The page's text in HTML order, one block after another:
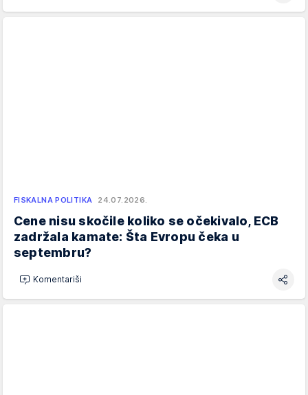
FISKALNA POLITIKA 24.07.2026.
Cene nisu skočile koliko se očekivalo, ECB
zadržala kamate: Šta Evropu čeka u
septembru?
Komentariši